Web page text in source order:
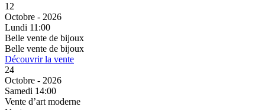
12
Octobre - 2026
Lundi 11:00
Belle vente de bijoux
Belle vente de bijoux
Découvrir la vente
24
Octobre - 2026
Samedi 14:00
Vente d’art moderne